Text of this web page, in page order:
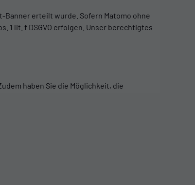
Banner erteilt wurde. Sofern Matomo ohne
1 lit. f DSGVO erfolgen. Unser berechtigtes
haben Sie die Möglichkeit, die